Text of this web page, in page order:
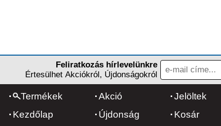
Feliratkozás hírlevelünkre
Értesülhet Akciókról, Újdonságokról
Termékek
Kezdőlap
Akció
Újdonság
Jelöltek
Kosár